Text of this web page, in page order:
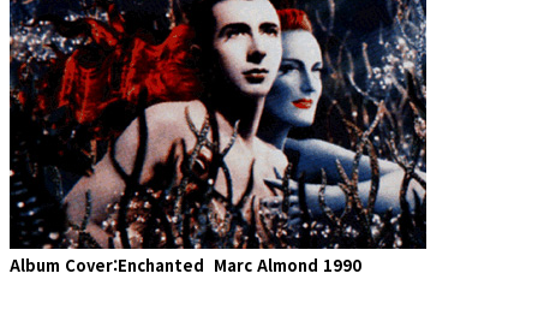
Album Cover:Enchanted Marc Almond 1990